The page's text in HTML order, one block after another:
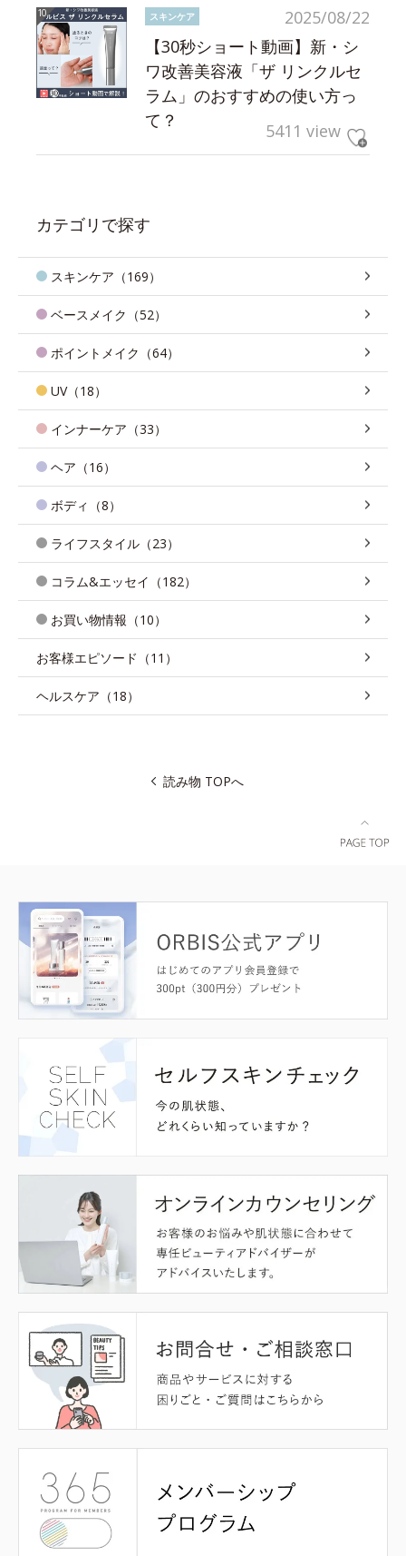
2025/08/22
スキンケア
【30秒ショート動画】新・シ
ワ改善美容液「ザ リンクルセ
ラム」のおすすめの使い方っ
て？
5411 view
カテゴリで探す
スキンケア（169）
ベースメイク（52）
ポイントメイク（64）
UV（18）
インナーケア（33）
ヘア（16）
ボディ（8）
ライフスタイル（23）
コラム&エッセイ（182）
お買い物情報（10）
お客様エピソード（11）
ヘルスケア（18）
読み物 TOPへ